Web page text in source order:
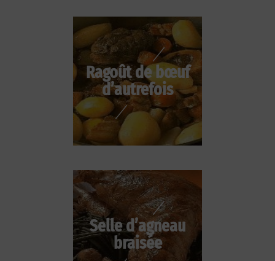
Ragoût de bœuf
d’autrefois
Selle d’agneau
braisée